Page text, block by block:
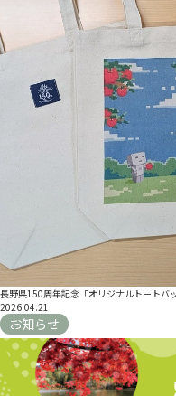
長野県150周年記念「オリジナルトートバ
2026.04.21
お知らせ